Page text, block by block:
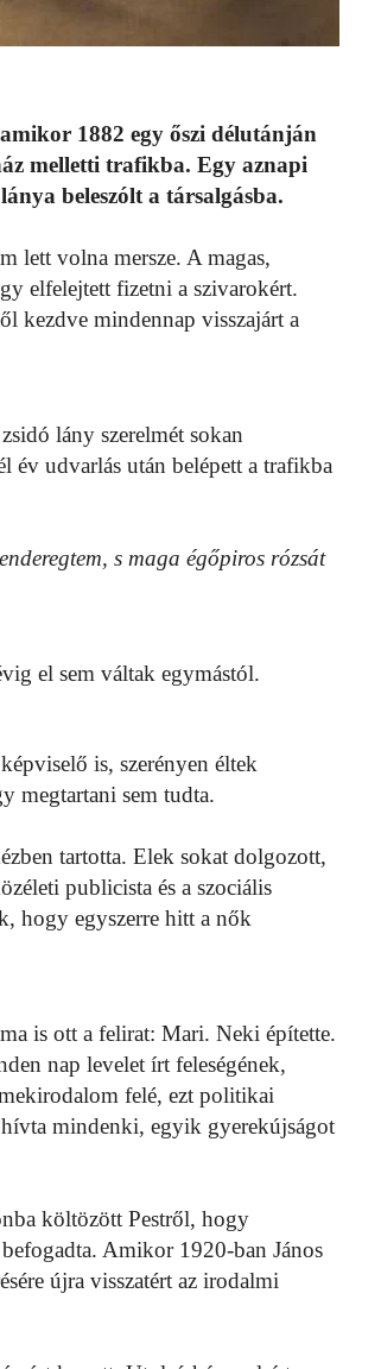
1882 egy őszi délutánján
melletti trafikba. Egy aznapi
beleszólt a társalgásba.
lett volna mersze. A magas,
elfelejtett fizetni a szivarokért.
kezdve mindennap visszajárt a
lány szerelmét sokan
év udvarlás után belépett a trafikba
s maga égőpiros rózsát
el sem váltak egymástól.
is, szerényen éltek
megtartani sem tudta.
tartotta. Elek sokat dolgozott,
publicista és a szociális
hogy egyszerre hitt a nők
is ott a felirat: Mari. Neki építette.
nap levelet írt feleségének,
felé, ezt politikai
mindenki, egyik gyerekújságot
költözött Pestről, hogy
Amikor 1920-ban János
újra visszatért az irodalmi